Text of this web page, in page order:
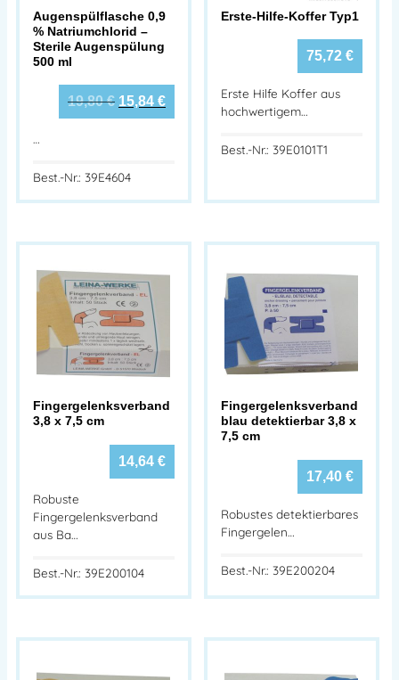
Augenspülflasche 0,9
% Natriumchlorid –
Sterile Augen­spülung
500 ml
19,80€ 15,84 €
…
Best.-Nr.: 39E4604
Erste-Hilfe-Koffer Typ1
75,72 €
Erste Hilfe Koffer aus
hochwertigem…
Best.-Nr.: 39E0101T1
Fingergelenksverband
3,8 x 7,5 cm
14,64 €
Robuste
Fingergelenksverband
aus Ba…
Best.-Nr.: 39E200104
Fingergelenksverband
blau detektierbar 3,8 x
7,5 cm
17,40 €
Robustes detektierbares
Fingergelen…
Best.-Nr.: 39E200204